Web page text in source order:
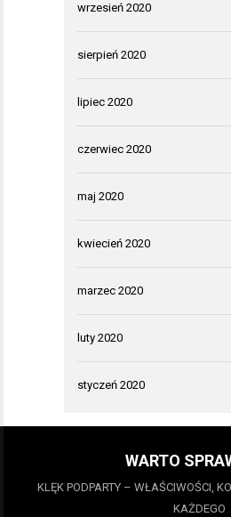
wrzesień 2020
sierpień 2020
lipiec 2020
czerwiec 2020
maj 2020
kwiecień 2020
marzec 2020
luty 2020
styczeń 2020
WARTO
KLĘK PODPARTY – WŁAŚCIWOŚCI,
KAŻDEGO